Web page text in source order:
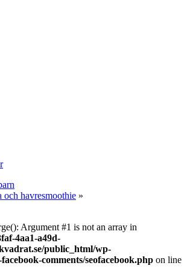
och havresmoothie »
Argument #1 is not an array in
4aa1-a49d-
public_html/wp-
comments/seofacebook.php on line